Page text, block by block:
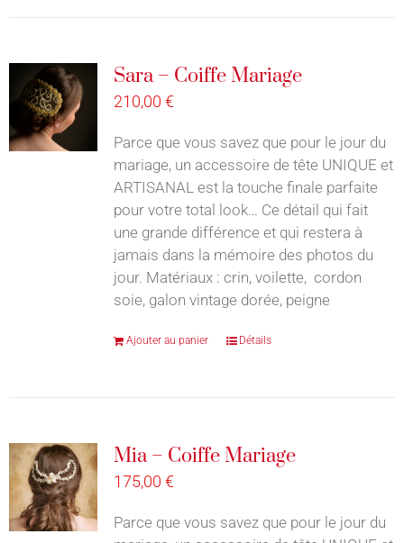
Sara – Coiffe Mariage
210,00 €
Parce que vous savez que pour le jour du
mariage, un accessoire de tête UNIQUE et
ARTISANAL est la touche finale parfaite
pour votre total look… Ce détail qui fait
une grande différence et qui restera à
jamais dans la mémoire des photos du
jour. Matériaux : crin, voilette, cordon
soie, galon vintage dorée, peigne
Ajouter au panier Détails
Mia – Coiffe Mariage
175,00 €
Parce que vous savez que pour le jour du